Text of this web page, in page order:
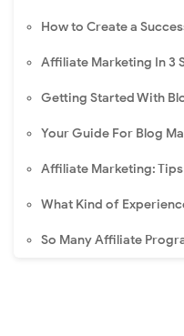
How to Create a
Affiliate Marketing In 3
Getting Started With
Your Guide For Blog
Affiliate Marketing: Tips
What Kind of
So Many Affiliate